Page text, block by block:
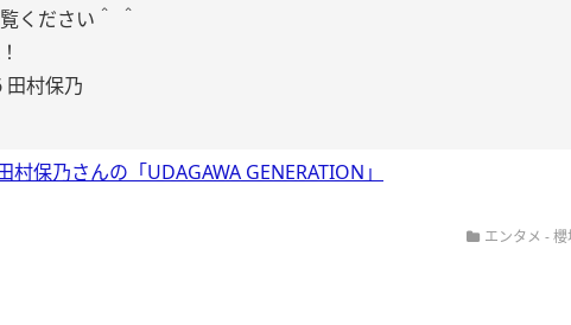
ください‪＾‬ ‪＾‬
田村保乃
村保乃さんの「UDAGAWA GENERATION」
エンタメ -